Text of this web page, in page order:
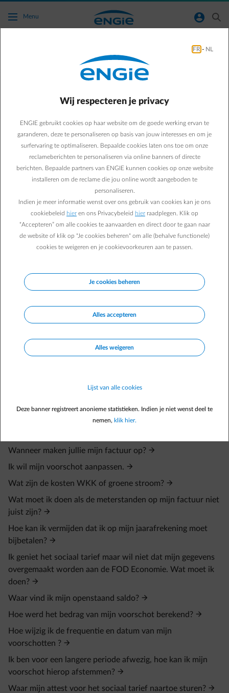
Ga naar de hoofdinhoud
Menu normal-account-circle search
Hoe kan ik een kopie van mijn factuur
arrow-left Terug naar contactpagina
Ben je een factuur verloren, heb je ze niet ontvangen of heb je een
kopie nodig voor je boekhouding?
In je klantenzone heb je de mogelijkheid om de facturen te
raadplegen en te downloaden. Klik daarvoor op het PDF-icoontje
naast de betrokken factuur.
Werd je factuur recent opgemaakt? Hou er dan rekening mee dat
Je kan ook al je facturen raadplegen via je Smart App.
Overzicht van mijn facturen
Welke invloed heeft de verandering van de federale
Vragen over domiciliëring van je factuur
Welke taksen en toeslagen worden aangerekend op mijn
factuur?
Hoe gebeurt de jaarlijke meteropname en wat doe je indien
Wanneer maken jullie mijn factuur op?
Ik wil mijn voorschot aanpassen.
Wat zijn de kosten WKK of groene stroom?
Wat moet ik doen als de meterstanden op mijn factuur niet
juist zijn?
Hoe kan ik vermijden dat ik op mijn jaarafrekening moet
bijbetalen?
Ik geniet het sociaal tarief maar wil niet dat mijn gegevens
overgemaakt worden aan de FOD Economie. Wat moet ik
doen?
Waar vind ik mijn openstaand saldo?
Hoe werd het bedrag van mijn voorschot berekend?
Hoe wijzig ik de frequentie en datum van mijn
voorschotten ?
Ik ben voor een langere periode afwezig, hoe kan ik mijn
voorschot hierop afstemmen?
Waar mijn attest voor het sociaal tarief naartoe sturen?
FR - NL
Wij respecteren je privacy
ENGIE gebruikt cookies op haar website om de goede werking ervan te
garanderen, deze te personaliseren op basis van jouw interesses en om je
surfervaring te optimaliseren. Bepaalde cookies laten ons toe om onze
reclameberichten te personaliseren via online banners of directe
berichten. Bepaalde partners van ENGIE kunnen cookies op onze website
installeren om de reclame die jou online wordt aangeboden te
personaliseren.
Indien je meer informatie wenst over ons gebruik van cookies kan je ons
cookiebeleid hier en ons Privacybeleid hier raadplegen. Klik op
“Accepteren” om alle cookies te aanvaarden en direct door te gaan naar
de website of klik op "Je cookies beheren" om alle (behalve functionele)
cookies te weigeren en je cookievoorkeuren aan te passen.
Je cookies beheren
Alles accepteren
Alles weigeren
Lijst van alle cookies
Deze banner registreert anonieme statistieken. Indien je niet wenst deel te
nemen, klik hier.